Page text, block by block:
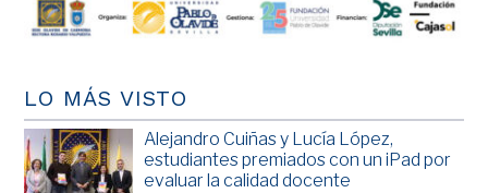
LO MÁS VISTO
Alejandro Cuiñas y Lucía López,
estudiantes premiados con un iPad por
evaluar la calidad docente